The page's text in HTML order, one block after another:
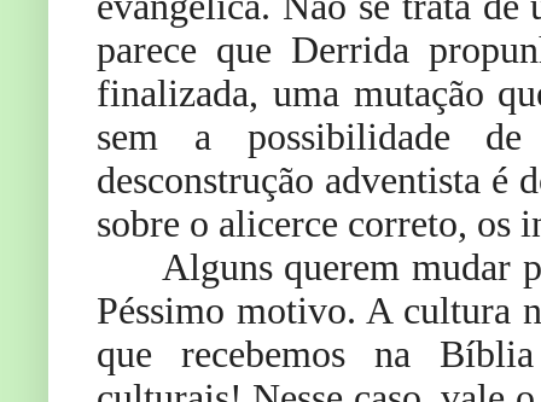
parece que Derrida
finalizada, uma mutação
sem a possibilidade
desconstrução adventista
sobre o alicerce correto, os
Alguns querem mudar
Péssimo motivo. A cultura
que recebemos na